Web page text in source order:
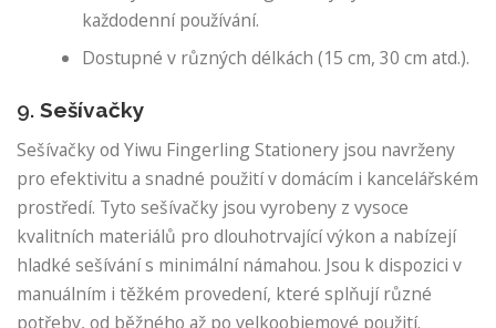
každodenní používání.
Dostupné v různých délkách (15 cm, 30 cm atd.).
9. Sešívačky
Sešívačky od Yiwu Fingerling Stationery jsou navrženy
pro efektivitu a snadné použití v domácím i kancelářském
prostředí. Tyto sešívačky jsou vyrobeny z vysoce
kvalitních materiálů pro dlouhotrvající výkon a nabízejí
hladké sešívání s minimální námahou. Jsou k dispozici v
manuálním i těžkém provedení, které splňují různé
potřeby, od běžného až po velkoobjemové použití.